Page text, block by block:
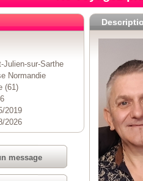
Julien-sur-Sarthe
Normandie
(61)
2019
2026
message